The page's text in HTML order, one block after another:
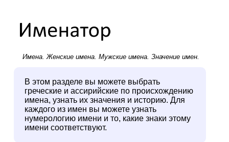
Имена.Женские имена. Мужские имена. Значение имен.
В этом разделе вы можете выбрать
греческие и ассирийские по происхождению
имена, узнать их значения и историю. Для
каждого из имен вы можете узнать
нумерологию имени и то, какие знаки этому
имени соответствуют.